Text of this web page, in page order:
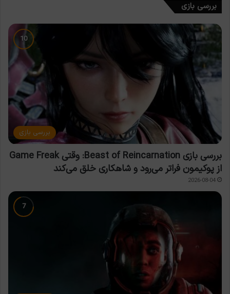
بررسی بازی
بررسی بازی
بررسی بازی Beast of Reincarnation: وقتی Game Freak
از پوکیمون فراتر می‌رود و شاهکاری خلق می‌کند
2026-08-04